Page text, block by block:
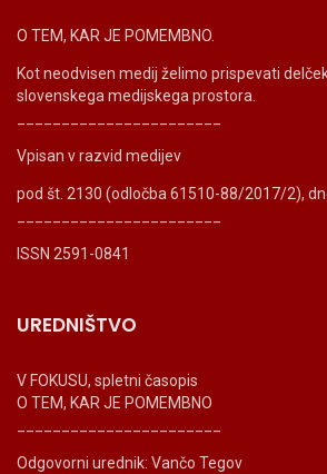
O TEM, KAR JE POMEMBNO.
Kot neodvisen medij želimo prispevati
slovenskega medijskega prostora.
Vpisan v razvid medijev
pod št. 2130 (odločba 61510-88/2017/2),
ISSN 2591-0841
UREDNIŠTVO
V FOKUSU, spletni časopis
O TEM, KAR JE POMEMBNO
Odgovorni urednik: Vančo Tegov